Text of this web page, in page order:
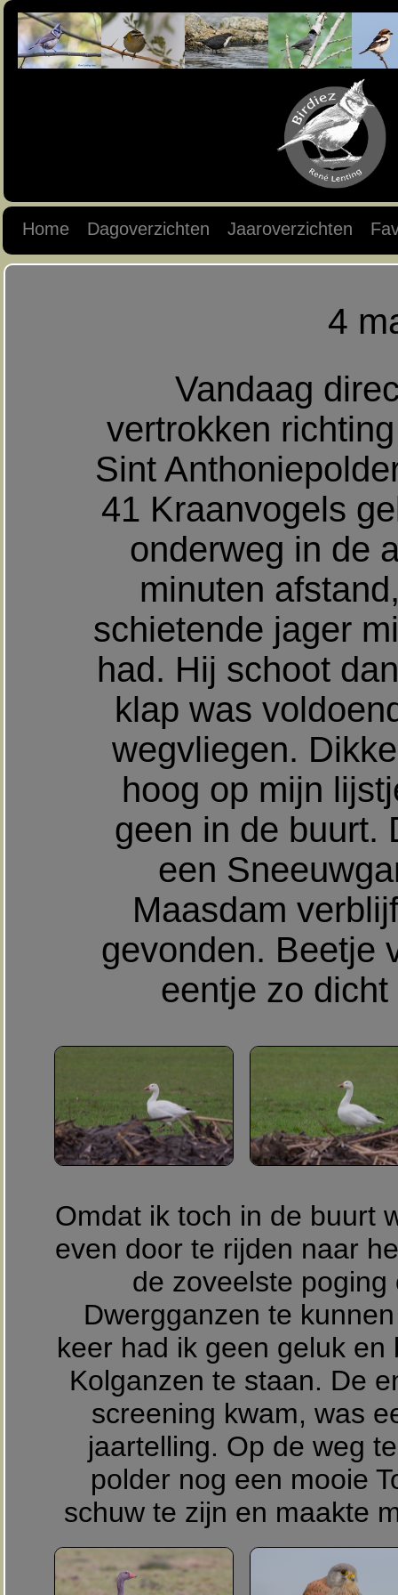
Home Dagoverzichten Jaaroverzichten
4
Vandaag
vertrokken
Sint
41 Kraanvogels
onderweg in de
minuten
schietende jager
had. Hij schoot
klap was
wegvliegen.
hoog op mijn
geen in de buurt.
een
Maasdam
gevonden. Beetje
eentje zo
Omdat ik toch in de buurt
even door te rijden naar
de zoveelste
Dwergganzen te
keer had ik geen geluk
Kolganzen te staan. De
screening kwam, was
jaartelling. Op de weg
polder nog een mooie
schuw te zijn en maakte